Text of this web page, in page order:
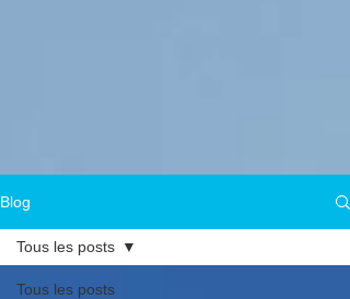
Blog
Tous les posts
Tous les posts